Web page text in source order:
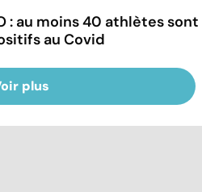
: au moins 40 athlètes sont
au Covid
plus